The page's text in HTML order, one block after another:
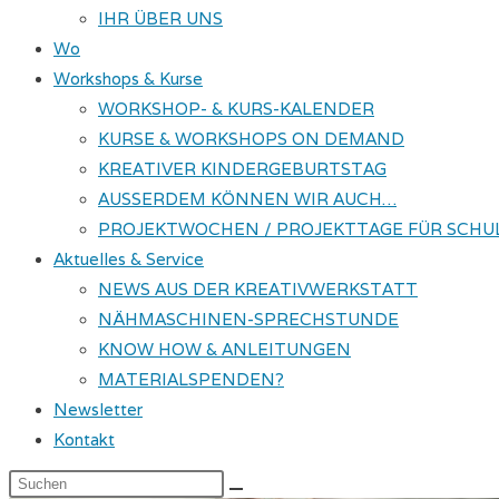
IHR ÜBER UNS
Wo
Workshops & Kurse
WORKSHOP- & KURS-KALENDER
KURSE & WORKSHOPS ON DEMAND
KREATIVER KINDERGEBURTSTAG
AUSSERDEM KÖNNEN WIR AUCH…
PROJEKTWOCHEN / PROJEKTTAGE FÜR
Aktuelles & Service
NEWS AUS DER KREATIVWERKSTATT
NÄHMASCHINEN-SPRECHSTUNDE
KNOW HOW & ANLEITUNGEN
MATERIALSPENDEN?
Newsletter
Kontakt